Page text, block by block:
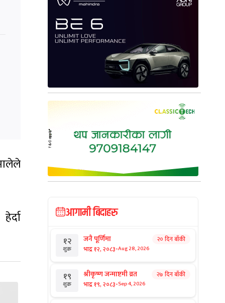
आगामी बिदाहरु
१२
शुक्र
जनै पूर्णिमा
भाद्र १२, २०८३-Aug 28, 2026
२० दिन बाँकी
१९
शुक्र
श्रीकृष्ण जन्माष्टमी व्रत
भाद्र १९, २०८३-Sep 4, 2026
२७ दिन बाँकी